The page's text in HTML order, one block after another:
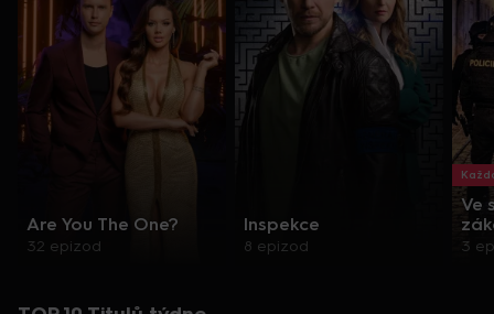
Are You The One?
32 epizod
Inspekce
8 epizod
Ve
3